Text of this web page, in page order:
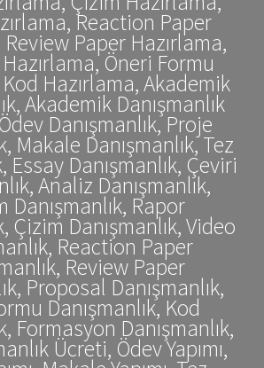
Reaction Paper
Review Paper Hazırlama,
Öneri Formu
Hazırlama, Akademik
Akademik Danışmanlık
Danışmanlık, Proje
Makale Danışmanlık, Tez
Essay Danışmanlık, Çeviri
Analiz Danışmanlık,
Danışmanlık, Rapor
Çizim Danışmanlık, Video
Reaction Paper
Review Paper
Proposal Danışmanlık,
Danışmanlık, Kod
Formasyon Danışmanlık,
Ücreti, Ödev Yapımı,